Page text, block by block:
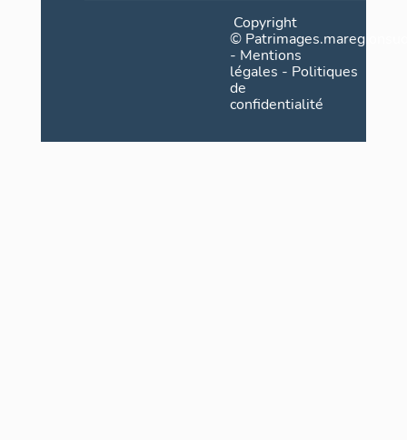
Copyright
©
- Mentions
légales - Politiques
de
confidentialité